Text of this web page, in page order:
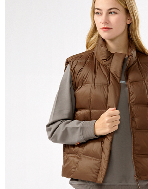
每筆NT$130，滿NT$1,000(含以上)免運費